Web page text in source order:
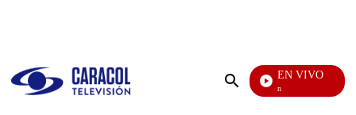
Enviar
EN VIVO
Pura Diversión